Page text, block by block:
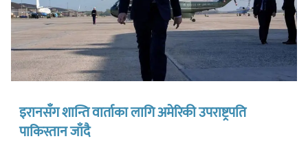
इरानसँग शान्ति वार्ताका लागि अमेरिकी उपराष्ट्रपति
पाकिस्तान जाँदै